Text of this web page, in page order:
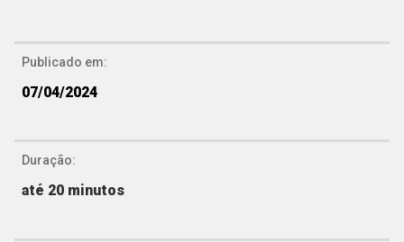
Publicado em:
07/04/2024
Duração:
até 20 minutos